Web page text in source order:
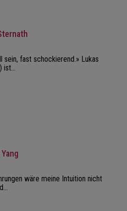
sein, fast schockierend.» Lukas
ist…
wäre meine Intuition nicht